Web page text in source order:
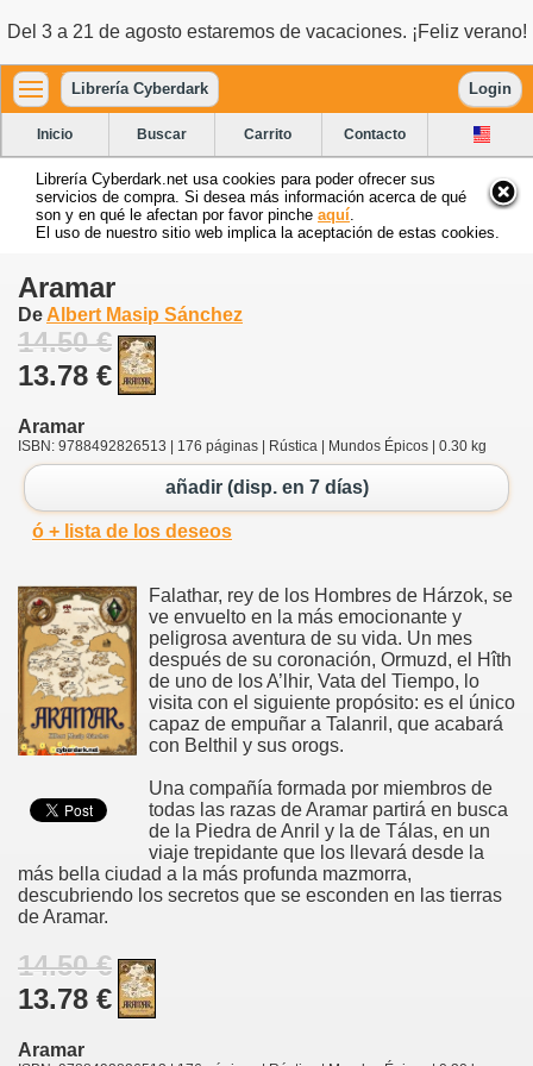
Del 3 a 21 de agosto estaremos de vacaciones. ¡Feliz verano!
Librería Cyberdark Login
Inicio Buscar Carrito Contacto
Librería Cyberdark.net usa cookies para poder ofrecer sus
servicios de compra. Si desea más información acerca de qué
son y en qué le afectan por favor pinche aquí
El uso de nuestro sitio web implica la aceptación de estas cookies.
Aramar
De Albert Masip Sánchez
14.50 €
13.78 €
Aramar
ISBN: 9788492826513 | 176 páginas | Rústica | Mundos Épicos | 0.30 kg
añadir (disp. en 7 días)
ó + lista de los deseos
Falathar, rey de los Hombres de Hárzok, se
ve envuelto en la más emocionante y
peligrosa aventura de su vida. Un mes
después de su coronación, Ormuzd, el Hîth
de uno de los A’lhir, Vata del Tiempo, lo
visita con el siguiente propósito: es el único
capaz de empuñar a Talanril, que acabará
con Belthil y sus orogs.
Una compañía formada por miembros de
todas las razas de Aramar partirá en busca
de la Piedra de Anril y la de Tálas, en un
viaje trepidante que los llevará desde la
más bella ciudad a la más profunda mazmorra,
descubriendo los secretos que se esconden en las tierras
de Aramar.
14.50 €
13.78 €
Aramar